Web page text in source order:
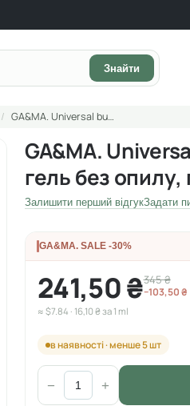
Знайти
/ GA&MA. Universal builder gel, #1 Clear, 15 ml, гель без опилу, прозорий, рідкий
GA&MA.
гель без
Залишити перший відгукЗадати
GA&MA. SALE -30%
241,50 ₴345 ₴
−103,50 ₴
≈ $7.84 · 16,10 ₴ за 1 ml
в наявності · менше 5 шт
− +